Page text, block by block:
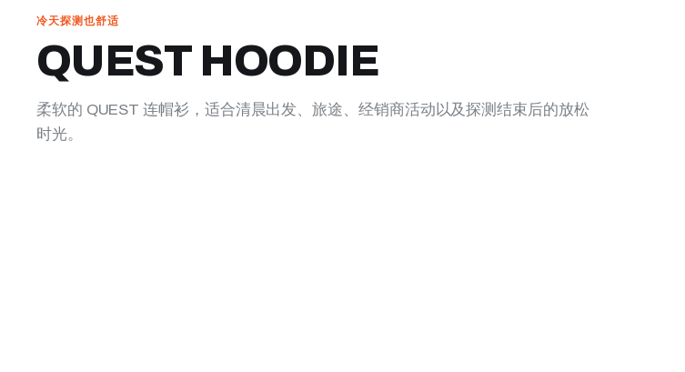
冷天探测也舒适
QUEST HOODIE
柔软的 QUEST 连帽衫，适合清晨出发、旅途、经销商活动以及探测结束后的放松
时光。